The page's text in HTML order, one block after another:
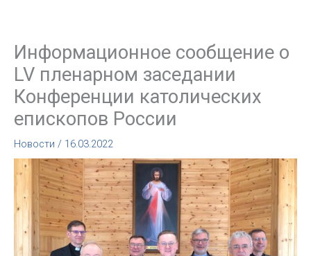
Информационное сообщение о
LV пленарном заседании
Конференции католических
епископов России
Новости / 16.03.2022